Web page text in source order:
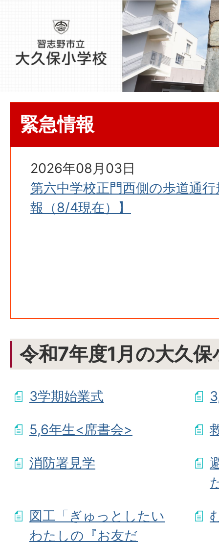
緊急情報
2026年08月03日
第六中学校正門西側の歩道通
報（8/4現在）】
令和7年度1月の大久保
3学期始業式
5,6年生<席書会>
消防署見学
図工「ぎゅっとしたい
わたしの『お友だ